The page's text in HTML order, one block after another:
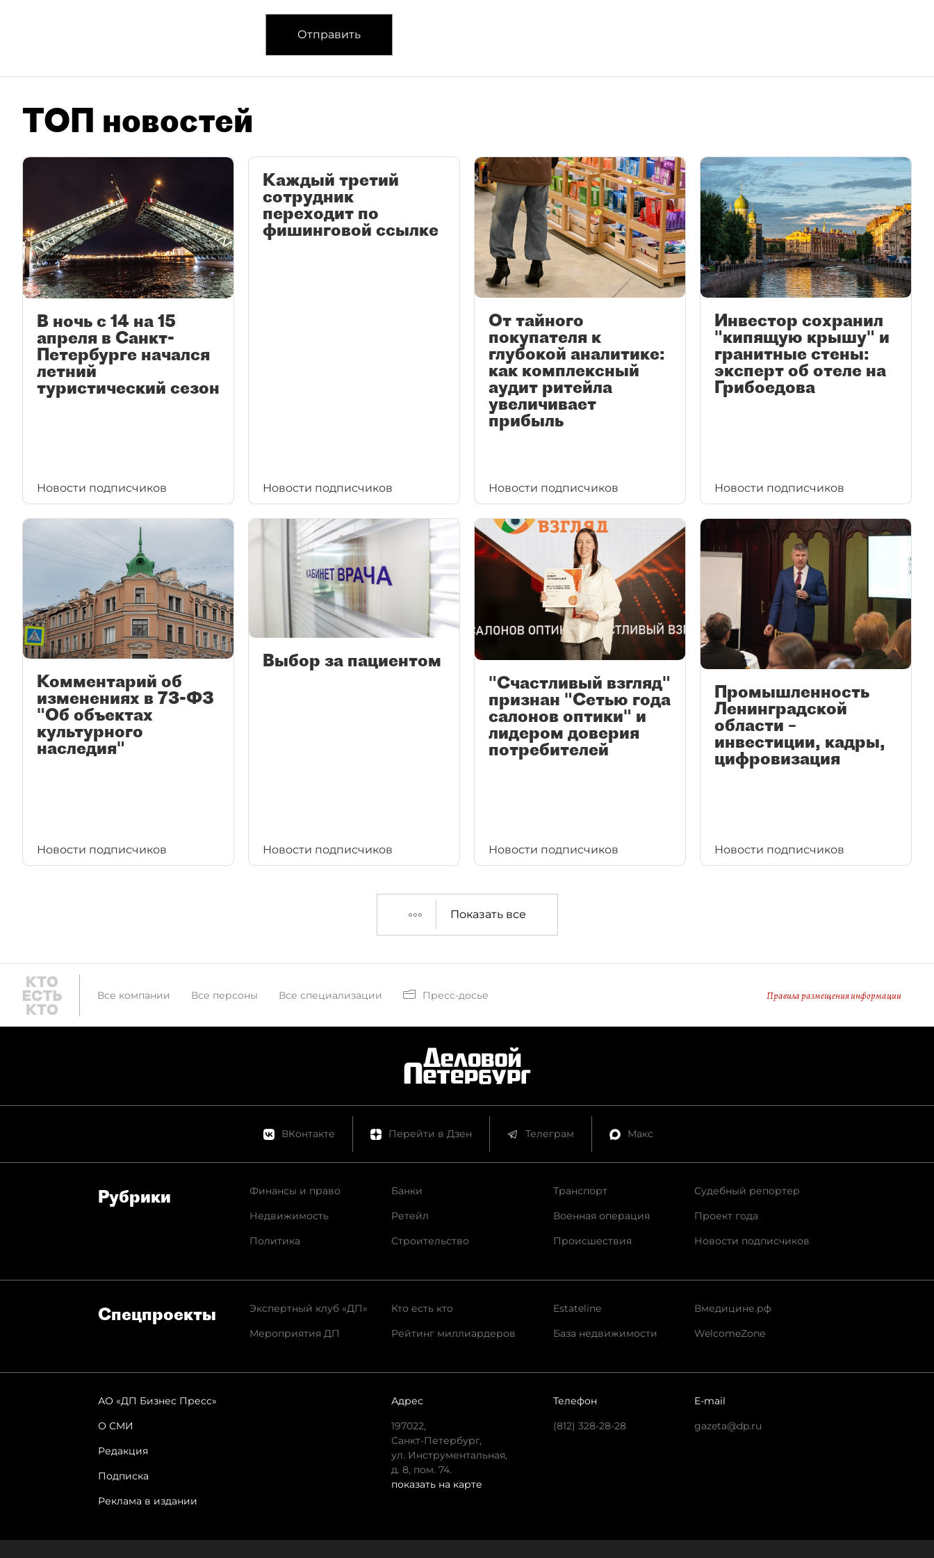
Отправить
ТОП новостей
В ночь с 14 на 15
апреля в Санкт-
Петербурге начался
летний
туристический сезон
Новости подписчиков
Каждый третий
сотрудник
переходит по
фишинговой ссылке
Новости подписчиков
От тайного
покупателя к
глубокой аналитике:
как комплексный
аудит ритейла
увеличивает
прибыль
Новости подписчиков
Инвестор сохранил
"кипящую крышу" и
гранитные стены:
эксперт об отеле на
Грибоедова
Новости подписчиков
Комментарий об
изменениях в 73-ФЗ
"Об объектах
культурного
наследия"
Новости подписчиков
Выбор за пациентом
Новости подписчиков
"Счастливый взгляд"
признан "Сетью года
салонов оптики" и
лидером доверия
потребителей
Новости подписчиков
Промышленность
Ленинградской
области –
инвестиции, кадры,
цифровизация
Новости подписчиков
Показать все
Все компании Все персоны Все специализации Пресс-досье Правила размещения информации
ВКонтакте Перейти в Дзен Телеграм Макс
Рубрики
Финансы и право
Недвижимость
Политика
Банки
Ретейл
Строительство
Транспорт
Военная операция
Происшествия
Судебный репортер
Проект года
Новости подписчиков
Спец­проекты
Экспертный клуб «ДП»
Мероприятия ДП
Кто есть кто
Рейтинг миллиардеров
Estateline
База недвижимости
Вмедицине.рф
WelcomeZone
АО «ДП Бизнес Пресс»
О СМИ
Редакция
Подписка
Реклама в издании
Адрес
197022,
Санкт-Петербург,
ул. Инструментальная,
д. 8, пом. 74.
показать на карте
Телефон
(812) 328-28-28
E-mail
gazeta@dp.ru